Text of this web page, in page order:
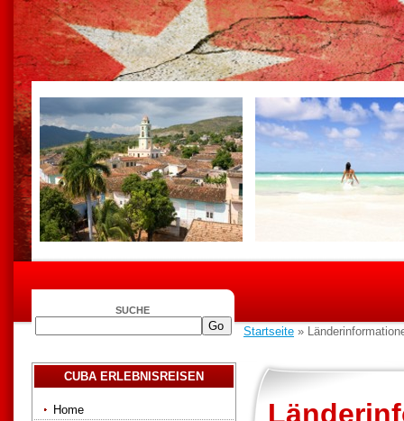
SUCHE
Startseite »
CUBA ERLEBNISREISEN
Home